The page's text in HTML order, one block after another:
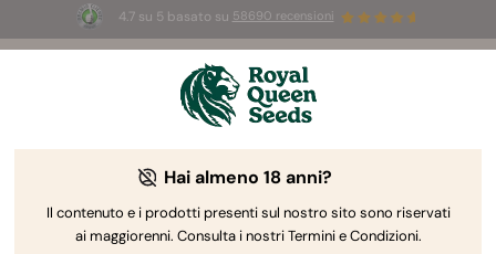
4.7 su 5 basato su 58690 recensioni
Summer Sales:Fino al 50% di sconto
su prodotti selezionati! ⏤
The RQS Blog
Hai almeno 18 anni?
Il contenuto e i prodotti presenti sul nostro sito sono riservati
ai maggiorenni. Consulta i nostri Termini e Condizioni.